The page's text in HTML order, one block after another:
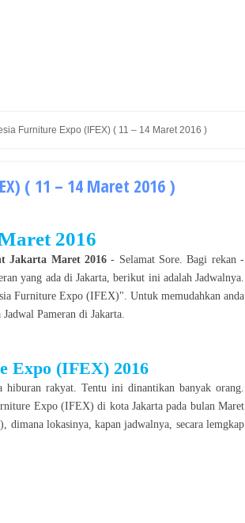
Furniture Expo (IFEX) ( 11 – 14 Maret 2016 )
( 11 – 14 Maret 2016 )
2016
Jakarta Maret 2016- Selamat Sore. Bagi rekan -
yang ada di Jakarta , berikut ini adalah Jadwalnya.
Furniture Expo (IFEX)". Untuk memudahkan anda
Pameran di Jakarta
Expo (IFEX) 2016
hiburan rakyat. Tentu ini dinantikan banyak orang.
Expo (IFEX) di kota Jakartapada bulanMaret
dimana lokasinya, kapan jadwalnya, secara lemgkap